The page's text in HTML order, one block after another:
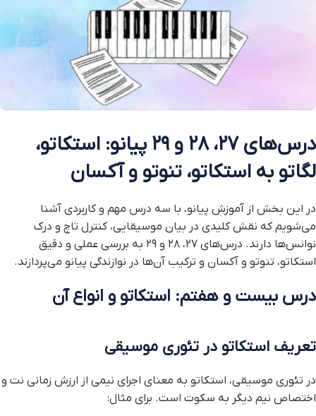
درس‌های ۲۷، ۲۸ و ۲۹ پیانو: استکاتو،
لگاتو به استکاتو، تنوتو و آکسان
در این بخش از آموزش پیانو، با سه درس مهم و کاربردی آشنا
می‌شویم که نقش کلیدی در بیان موسیقایی، کنترل تاچ و درک
نوانس‌ها دارند. درس‌های ۲۷، ۲۸ و ۲۹ به بررسی عملی و دقیق
استکاتو، تنوتو و آکسان و ترکیب آن‌ها در نوازندگی پیانو می‌پردازند.
درس بیست و هفتم: استکاتو و انواع آن
تعریف استکاتو در تئوری موسیقی
در تئوری موسیقی، استکاتو به معنای اجرای نیمی از ارزش زمانی نت و
اختصاص نیم دیگر به سکوت است. برای مثال: